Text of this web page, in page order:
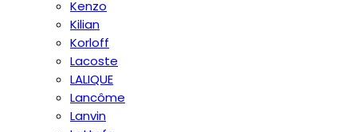
Kenzo
Kilian
Korloff
Lacoste
LALIQUE
Lancôme
Lanvin